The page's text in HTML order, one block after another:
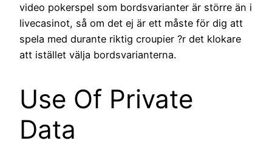
video pokerspel som bordsvarianter är större än i
livecasinot, så om det ej är ett måste för dig att
spela med durante riktig croupier ?r det klokare
att istället välja bordsvarianterna.
Use Of Private
Data